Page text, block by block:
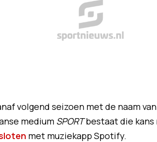
volgend seizoen met de naam
medium SPORTbestaat die kans
met muziekapp Spotify.